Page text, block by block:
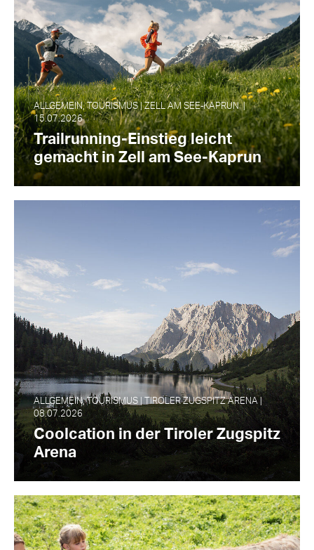
ALLGEMEIN, TOURISMUS | ZELL AM SEE‑KAPRUN |
15.07.2026
Trailrunning-Einstieg leicht
gemacht in Zell am See-Kaprun
ALLGEMEIN, TOURISMUS | TIROLER ZUGSPITZ ARENA |
08.07.2026
Coolcation in der Tiroler Zugspitz
Arena